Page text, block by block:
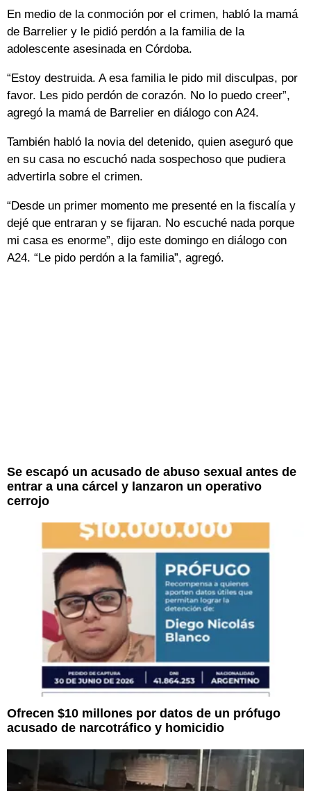
En medio de la conmoción por el crimen, habló la mamá
de Barrelier y le pidió perdón a la familia de la
adolescente asesinada en Córdoba.
“Estoy destruida. A esa familia le pido mil disculpas, por
favor. Les pido perdón de corazón. No lo puedo creer”,
agregó la mamá de Barrelier en diálogo con A24.
También habló la novia del detenido, quien aseguró que
en su casa no escuchó nada sospechoso que pudiera
advertirla sobre el crimen.
“Desde un primer momento me presenté en la fiscalía y
dejé que entraran y se fijaran. No escuché nada porque
mi casa es enorme”, dijo este domingo en diálogo con
A24. “Le pido perdón a la familia”, agregó.
Se escapó un acusado de abuso sexual antes de
entrar a una cárcel y lanzaron un operativo
cerrojo
Ofrecen $10 millones por datos de un prófugo
acusado de narcotráfico y homicidio